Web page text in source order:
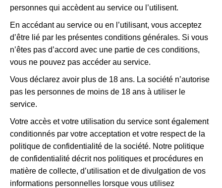
personnes qui accèdent au service ou l’utilisent.
En accédant au service ou en l’utilisant, vous acceptez
d’être lié par les présentes conditions générales. Si vous
n’êtes pas d’accord avec une partie de ces conditions,
vous ne pouvez pas accéder au service.
Vous déclarez avoir plus de 18 ans. La société n’autorise
pas les personnes de moins de 18 ans à utiliser le
service.
Votre accès et votre utilisation du service sont également
conditionnés par votre acceptation et votre respect de la
politique de confidentialité de la société. Notre politique
de confidentialité décrit nos politiques et procédures en
matière de collecte, d’utilisation et de divulgation de vos
informations personnelles lorsque vous utilisez